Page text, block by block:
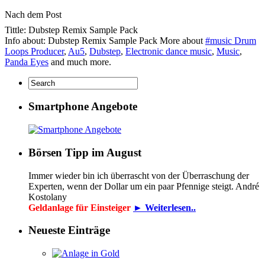
Nach dem Post
Tittle: Dubstep Remix Sample Pack
Info about: Dubstep Remix Sample Pack More about #music Drum
Loops Producer, Au5, Dubstep, Electronic dance music, Music,
Panda Eyes and much more.
Smartphone Angebote
Börsen Tipp im August
Immer wieder bin ich überrascht von der Überraschung der
Experten, wenn der Dollar um ein paar Pfennige steigt. André
Kostolany
Geldanlage für Einsteiger ► Weiterlesen..
Neueste Einträge